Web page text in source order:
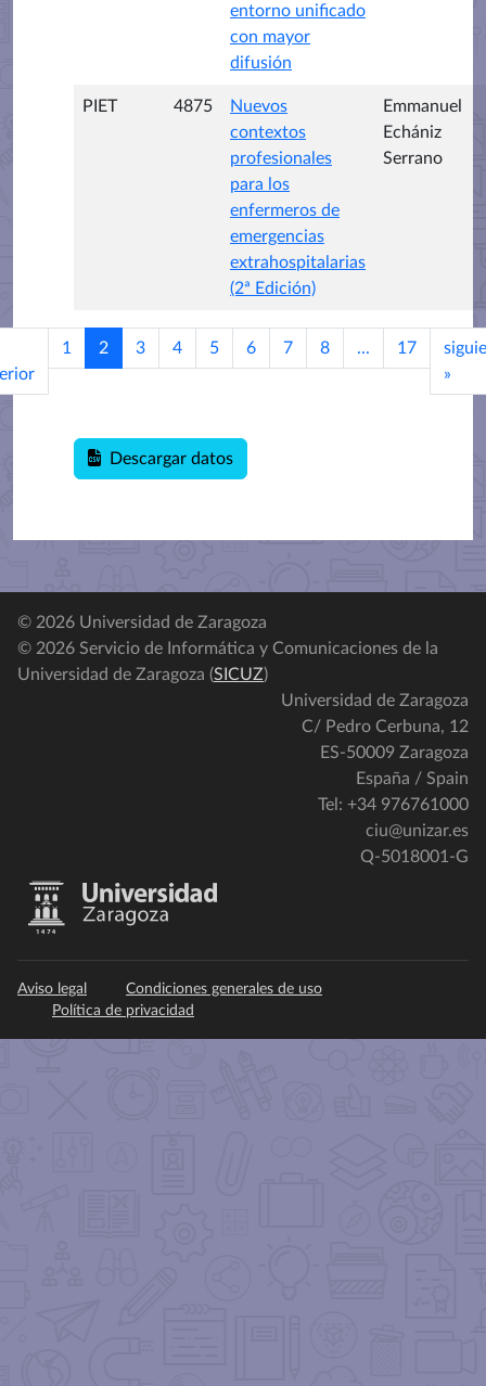
entorno unificado
con mayor
difusión
PIET 4875
Nuevos
contextos
profesionales
para los
enfermeros de
emergencias
extrahospitalarias
(2ª Edición)
Emmanuel
Echániz
Serrano
1 2 3 4 5 6 7 8 ... 17
»
Descargar datos
© 2026 Universidad de Zaragoza
© 2026 Servicio de Informática y Comunicaciones de la
Universidad de Zaragoza (SICUZ)
Universidad de Zaragoza
C/ Pedro Cerbuna, 12
ES-50009 Zaragoza
España / Spain
Tel: +34 976761000
ciu@unizar.es
Q-5018001-G
Aviso legal
Condiciones generales de uso
Política de privacidad